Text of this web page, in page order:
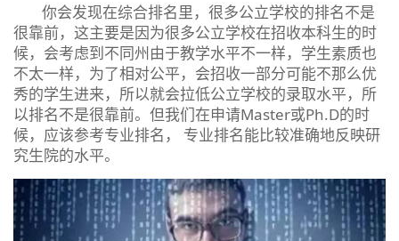
你会发现在综合排名里，很多公立学校的排名不是
很靠前，这主要是因为很多公立学校在招收本科生的时
候，会考虑到不同州由于教学水平不一样，学生素质也
不太一样，为了相对公平，会招收一部分可能不那么优
秀的学生进来，所以就会拉低公立学校的录取水平，所
以排名不是很靠前。但我们在申请Master或Ph.D的时
候，应该参考专业排名， 专业排名能比较准确地反映研
究生院的水平。